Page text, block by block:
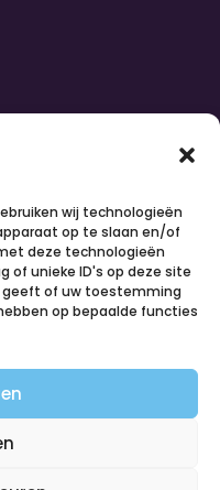
wij technologieën
op te slaan en/of
deze technologieën
of unieke ID's op deze site
geeft of uw toestemming
op bepaalde functies